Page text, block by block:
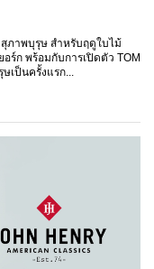
ภาพบุรุษ สำหรับฤดูใบไม้
ร์ก พร้อมกับการเปิดตัว TOM
เป็นครั้งแรก...